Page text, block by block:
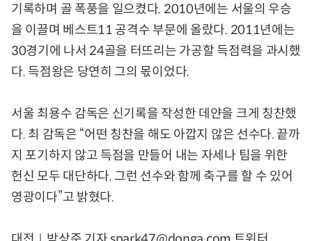
기록하며 골 폭풍을 일으켰다. 2010년에는 서울의 우승
을 이끌며 베스트11 공격수 부문에 올랐다. 2011년에는
30경기에 나서 24골을 터뜨리는 가공할 득점력을 과시했
다. 득점왕은 당연히 그의 몫이었다.
서울 최용수 감독은 신기록을 작성한 데얀을 크게 칭찬했
다. 최 감독은 “어떤 칭찬을 해도 아깝지 않은 선수다. 끝까
지 포기하지 않고 득점을 만들어 내는 자세나 팀을 위한
헌신 모두 대단하다. 그런 선수와 함께 축구를 할 수 있어
영광이다”고 밝혔다.